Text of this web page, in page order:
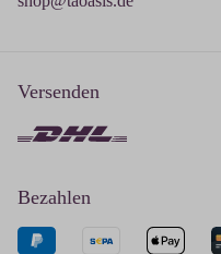
Versenden
Bezahlen